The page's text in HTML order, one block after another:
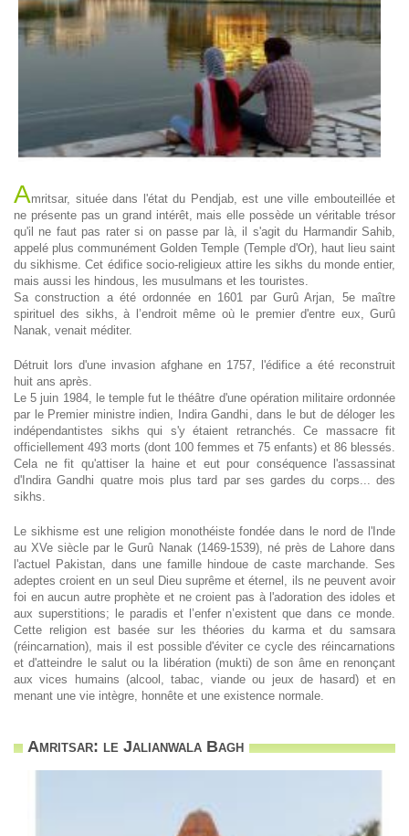
Amritsar, située dans l'état du Pendjab, est une ville embouteillée et
ne présente pas un grand intérêt, mais elle possède un véritable trésor
qu'il ne faut pas rater si on passe par là, il s'agit du Harmandir Sahib,
appelé plus communément Golden Temple (Temple d'Or), haut lieu saint
du sikhisme. Cet édifice socio-religieux attire les sikhs du monde entier,
mais aussi les hindous, les musulmans et les touristes.
Sa construction a été ordonnée en 1601 par Gurû Arjan, 5e maître
spirituel des sikhs, à l’endroit même où le premier d'entre eux, Gurû
Nanak, venait méditer.
Détruit lors d'une invasion afghane en 1757, l'édifice a été reconstruit
huit ans après.
Le 5 juin 1984, le temple fut le théâtre d'une opération militaire ordonnée
par le Premier ministre indien, Indira Gandhi, dans le but de déloger les
indépendantistes sikhs qui s'y étaient retranchés. Ce massacre fit
officiellement 493 morts (dont 100 femmes et 75 enfants) et 86 blessés.
Cela ne fit qu'attiser la haine et eut pour conséquence l'assassinat
d'Indira Gandhi quatre mois plus tard par ses gardes du corps... des
sikhs.
Le sikhisme est une religion monothéiste fondée dans le nord de l'Inde
au XVe siècle par le Gurû Nanak (1469-1539), né près de Lahore dans
l'actuel Pakistan, dans une famille hindoue de caste marchande. Ses
adeptes croient en un seul Dieu suprême et éternel, ils ne peuvent avoir
foi en aucun autre prophète et ne croient pas à l'adoration des idoles et
aux superstitions; le paradis et l’enfer n’existent que dans ce monde.
Cette religion est basée sur les théories du karma et du samsara
(réincarnation), mais il est possible d'éviter ce cycle des réincarnations
et d'atteindre le salut ou la libération (mukti) de son âme en renonçant
aux vices humains (alcool, tabac, viande ou jeux de hasard) et en
menant une vie intègre, honnête et une existence normale.
Amritsar: le Jalianwala Bagh